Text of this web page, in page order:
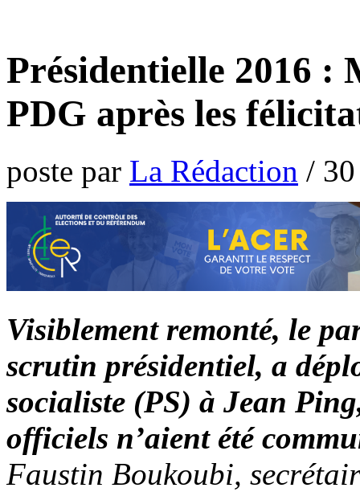
Présidentielle 2016 :
PDG après les
poste par La Rédaction /
Visiblement remonté, le
scrutin présidentiel, a
socialiste (PS) à Jean
officiels n’aient été
Faustin Boukoubi,